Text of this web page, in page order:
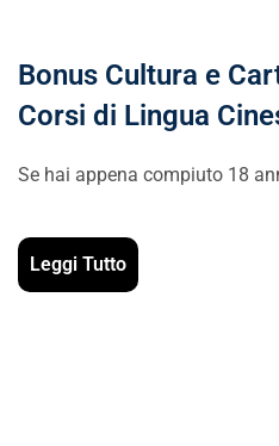
Bonus Cultura e
Corsi di Lingua
Se hai appena compiuto 18
Leggi Tutto